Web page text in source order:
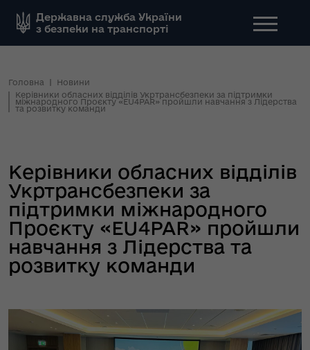
Державна служба України
з безпеки на транспорті
Головна
Новини
Керівники обласних відділів Укртрансбезпеки за підтримки
міжнародного Проєкту «EU4PAR» пройшли навчання з Лідерства
та розвитку команди
Керівники обласних відділів
Укртрансбезпеки за
підтримки міжнародного
Проєкту «EU4PAR» пройшли
навчання з Лідерства та
розвитку команди